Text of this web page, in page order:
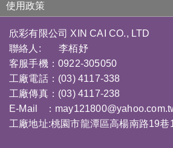
使用政策
欣彩有限公司 XIN CAI CO., LTD
聯絡人: 李栢妤
客服手機：0922-305050
工廠電話：(03) 4117-338
工廠傳真：(03) 4117-238
E-Mail ：
工廠地址:桃園市龍潭區高楊南路19巷